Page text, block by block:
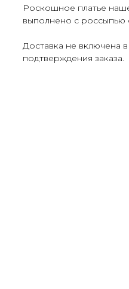
Роскошное платье
выполнено с россыпью
Доставка не включена
подтверждения заказа.